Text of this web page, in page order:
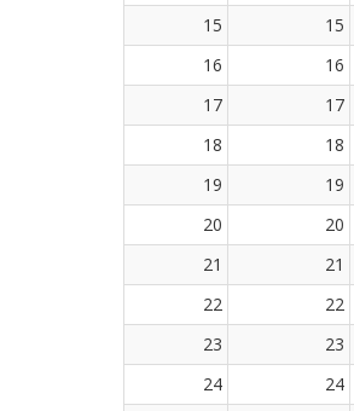
15
15
16
16
17
17
18
18
19
19
20
20
21
21
22
22
23
23
24
24